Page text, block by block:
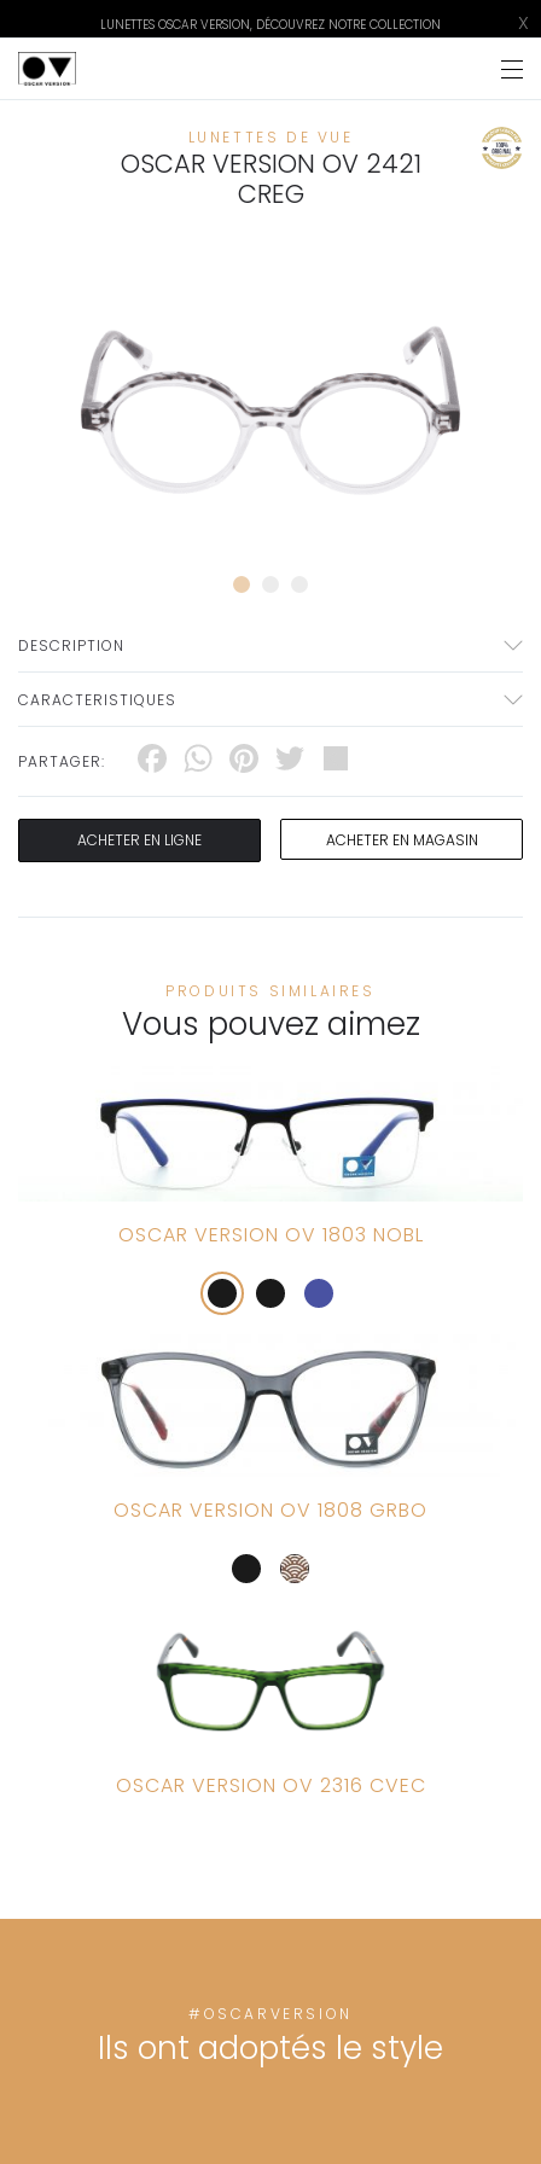
LUNETTES OSCAR VERSION, DÉCOUVREZ NOTRE COLLECTION X
LUNETTES DE VUE
OSCAR VERSION OV 2421
CREG
DESCRIPTION
CARACTERISTIQUES
PARTAGER: Facebook
WhatsApp
Pinterest
Twitter
ACHETER EN LIGNE ACHETER EN MAGASIN
PRODUITS SIMILAIRES
Vous pouvez aimez
OSCAR VERSION OV 1803 NOBL
OSCAR VERSION OV 1808 GRBO
OSCAR VERSION OV 2316 CVEC
#OSCARVERSION
Ils ont adoptés le style